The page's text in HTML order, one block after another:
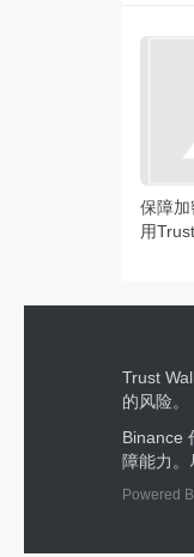
保障
用
Trust
的风险。
Binance
障能力。
Powered